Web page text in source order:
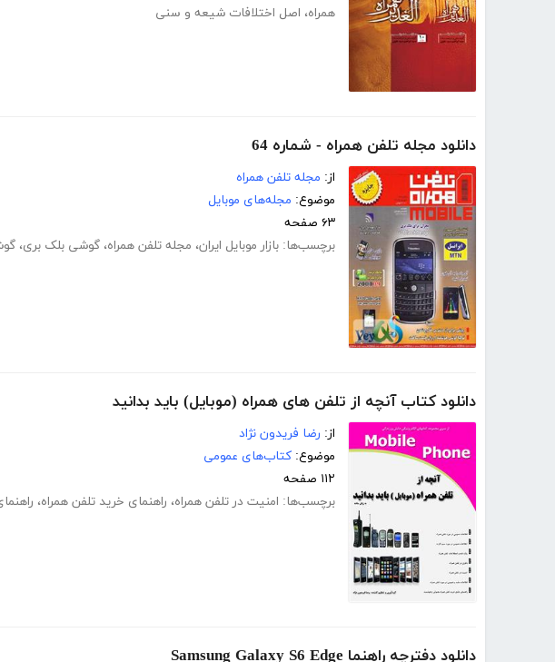
همراه، اصل اختلافات شیعه و سنی
دانلود مجله تلفن همراه - شماره 64
از: مجله تلفن همراه
موضوع: مجله‌های موبایل
۶۳ صفحه
برچسب‌ها: بازار موبایل ایران، مجله تلفن همراه، گوشی بلک بری،
دانلود کتاب آنچه از تلفن های همراه (موبایل) باید بدانید
از: رضا فریدون نژاد
موضوع: کتاب‌های عمومی
۱۱۲ صفحه
برچسب‌ها: امنیت در تلفن همراه، راهنمای خرید تلفن همراه،
دانلود دفترچه راهنما Samsung Galaxy S6 Edge